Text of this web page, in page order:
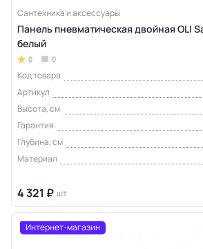
Сантехника и аксессуары
Панель пневматическая двойная OLI
белый
0 0
Код товара
Артикул
Высота, см
Гарантия
Глубина, см
Материал
4 321 ₽ шт
Интернет-магазин